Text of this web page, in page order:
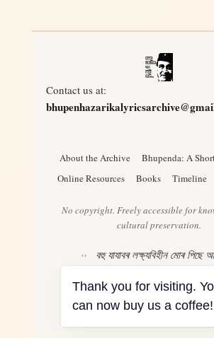
Contact us at:
About the Archive
Bhupenda: A
Online Resources
Books Timeline
No copyright. Freely accessible for
cultural preservation.
বহু যাযাবৰ লক্ষ্যবিহীন মোৰ পিছে
– Bhupen Hazarika
Thank you for visiting.
can now buy us a coffee!